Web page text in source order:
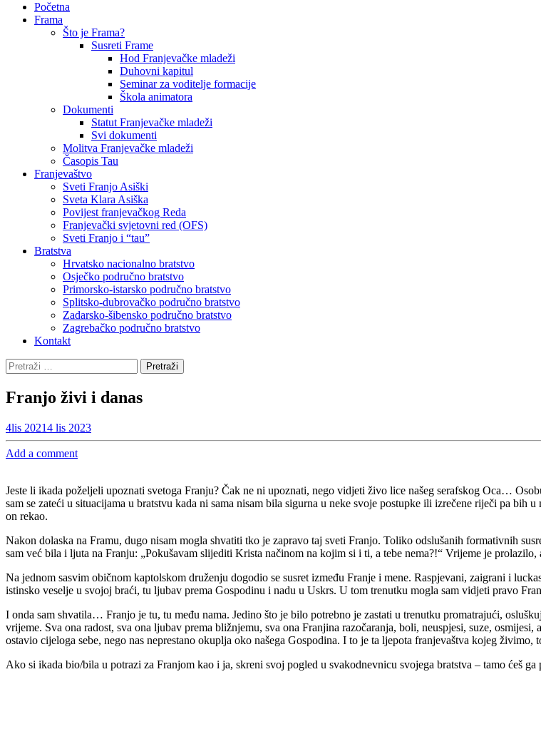
Početna
Frama
Što je Frama?
Susreti Frame
Hod Franjevačke mladeži
Duhovni kapitul
Seminar za voditelje formacije
Škola animatora
Dokumenti
Statut Franjevačke mladeži
Svi dokumenti
Molitva Franjevačke mladeži
Časopis Tau
Franjevaštvo
Sveti Franjo Asiški
Sveta Klara Asiška
Povijest franjevačkog Reda
Franjevački svjetovni red (OFS)
Sveti Franjo i “tau”
Bratstva
Hrvatsko nacionalno bratstvo
Osječko područno bratstvo
Primorsko-istarsko područno bratstvo
Splitsko-dubrovačko područno bratstvo
Zadarsko-šibensko područno bratstvo
Zagrebačko područno bratstvo
Kontakt
Pretraži:
Franjo živi i danas
4lis 20214 lis 2023
Add a comment
Jeste li ikada poželjeli upoznati svetoga Franju? Čak ne ni upoznati, nego vidjeti živo lice našeg serafskog Oca…
sam se zateći u situacijama u bratstvu kada ni sama nisam bila sigurna u neke svoje postupke ili izrečene riječi pa
on rekao.
Nakon dolaska na Framu, dugo nisam mogla shvatiti tko je zapravo taj sveti Franjo. Toliko odslušanih formativnih
sam već bila i ljuta na Franju: „Pokušavam slijediti Krista načinom na kojim si i ti, a tebe nema?!“ Vrijeme je prolazilo,
Na jednom sasvim običnom kaptolskom druženju dogodio se susret između Franje i mene. Raspjevani, zaigrani i
istinsko veselje u svojoj braći, tu ljubav prema Gospodinu i nadu u Uskrs. U tom trenutku mogla sam vidjeti pravo
I onda sam shvatila… Franjo je tu, tu među nama. Jedino što je bilo potrebno je zastati u trenutku promatrajući,
vrijeme. Sva ona radost, sva ona ljubav prema bližnjemu, sva ona Franjina razočaranja, boli, neuspjesi, suze,
ostavio cijeloga sebe, nego nas neprestano okuplja oko našega Gospodina. I to je ta ljepota franjevaštva kojeg živimo,
Ako si ikada bio/bila u potrazi za Franjom kao i ja, skreni svoj pogled u svakodnevnicu svojega bratstva – tamo ćeš ga